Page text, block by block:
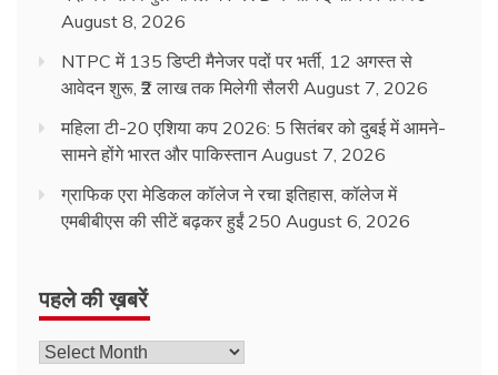
August 8, 2026
NTPC में 135 डिप्टी मैनेजर पदों पर भर्ती, 12 अगस्त से
आवेदन शुरू, ₹2 लाख तक मिलेगी सैलरी August 7, 2026
महिला टी-20 एशिया कप 2026: 5 सितंबर को दुबई में आमने-
सामने होंगे भारत और पाकिस्तान August 7, 2026
ग्राफिक एरा मेडिकल कॉलेज ने रचा इतिहास, कॉलेज में
एमबीबीएस की सीटें बढ़कर हुईं 250 August 6, 2026
पहले की ख़बरें